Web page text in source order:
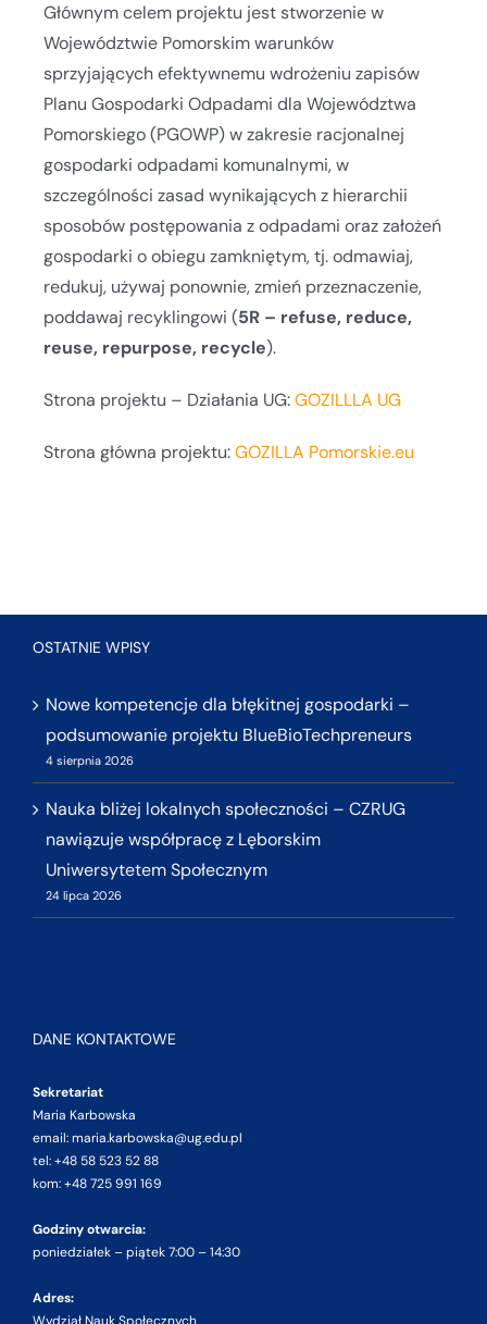
Głównym celem projektu jest stworzenie w
Województwie Pomorskim warunków
sprzyjających efektywnemu wdrożeniu zapisów
Planu Gospodarki Odpadami dla Województwa
Pomorskiego (PGOWP) w zakresie racjonalnej
gospodarki odpadami komunalnymi, w
szczególności zasad wynikających z hierarchii
sposobów postępowania z odpadami oraz założeń
gospodarki o obiegu zamkniętym, tj. odmawiaj,
redukuj, używaj ponownie, zmień przeznaczenie,
poddawaj recyklingowi (5R – refuse, reduce,
reuse, repurpose, recycle).
Strona projektu – Działania UG:GOZILLLA UG
Strona główna projektu:GOZILLA Pomorskie.eu
OSTATNIE WPISY
Nowe kompetencje dla błękitnej gospodarki –
podsumowanie projektu BlueBioTechpreneurs
4 sierpnia 2026
Nauka bliżej lokalnych społeczności – CZRUG
nawiązuje współpracę z Lęborskim
Uniwersytetem Społecznym
24 lipca 2026
DANE KONTAKTOWE
Sekretariat
Maria Karbowska
email: maria.karbowska@ug.edu.pl
tel: +48 58 523 52 88
kom: +48 725 991 169
Godziny otwarcia:
poniedziałek – piątek 7:00 – 14:30
Adres: